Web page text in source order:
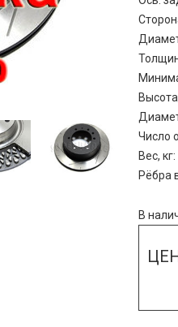
Число
Вес,
Рёбра
В